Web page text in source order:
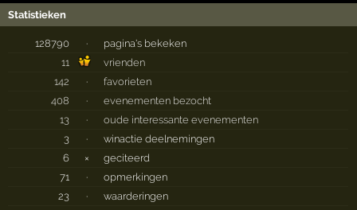
Statistieken
128790 ·
pagina's bekeken
11
vrienden
142
·
favorieten
408
·
evenementen bezocht
13
·
oude interessante evenementen
3
·
winactie deelnemingen
6
×
geciteerd
71
·
opmerkingen
23
·
waarderingen